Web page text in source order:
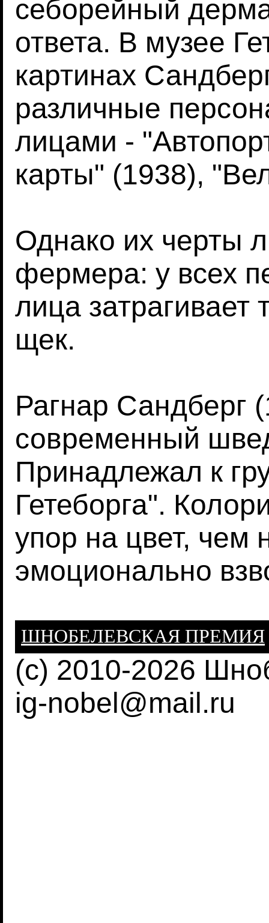
себорейный
ответа. В музее
картинах
различные
лицами -
карты" (1938),
Однако их черты
фермера: у всех
лица затрагивает
щек.
Рагнар Сандберг
современный
Принадлежал к
Гетеборга".
упор на цвет, чем
эмоционально
ШНОБЕЛЕВСКАЯ ПРЕМИЯ
(c) 2010-2026
ig-nobel@mail.ru